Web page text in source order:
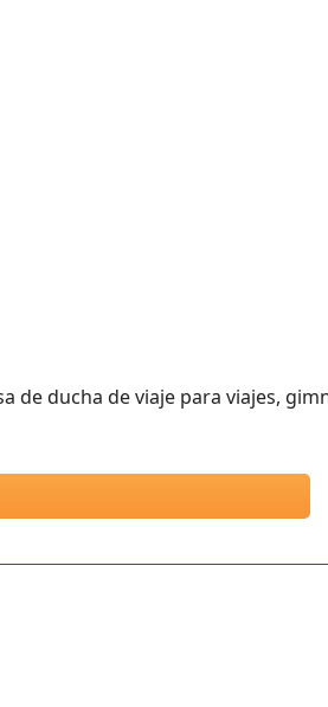
de ducha de viaje para viajes,